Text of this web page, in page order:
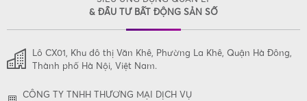
& ĐẦU TƯ BẤT ĐỘNG SẢN SỐ
Lô CX01, Khu đô thị Văn Khê, Phường La Khê, Quận Hà Đông,
Thành phố Hà Nội, Việt Nam.
CÔNG TY TNHH THƯƠNG MẠI DỊCH VỤ